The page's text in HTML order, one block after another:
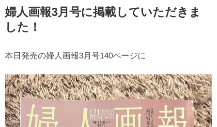
婦人画報3月号に掲載していただきま
した！
本日発売の婦人画報3月号140ページに